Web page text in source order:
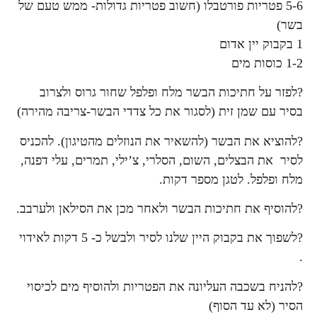
5-6 פטריות פורטבלו (חשוב פטריות גדולות- ממש טעם של
בשר)
1 בקבוק יין אדום
1-2 כוסות מים
?לפזר על חתיכות הבשר מלח ופלפל שחור גרוס ולצרוב
בסיר עם שמן זית (לסגור את כל צדדי הבשר-צריבה מהירה)
?להוציא את הבשר (להשאיר את הנוזלים מהטיגון). להכניס
לסיר את הבצלים, השום, הסלרי, צ’ילי, תמרים, עלי דפנה,
מלח ופלפל. לטגן מספר דקות.
?להוסיף את חתיכות הבשר ולאחר מכן את הסילאן ולערבב.
?לשפוך את בקבוק היין שלנו לסיר ולבשל כ- 5 דקות לאידוי
.
?להניח בשכבה העליונה את הפטריות ולהוסיף מים לכיסוי
הסיר (לא עד הסוף)